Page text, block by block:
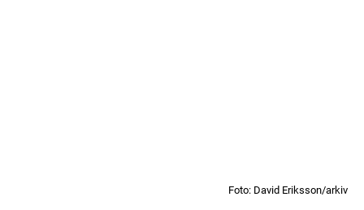
Foto: David Eriksson/arkiv